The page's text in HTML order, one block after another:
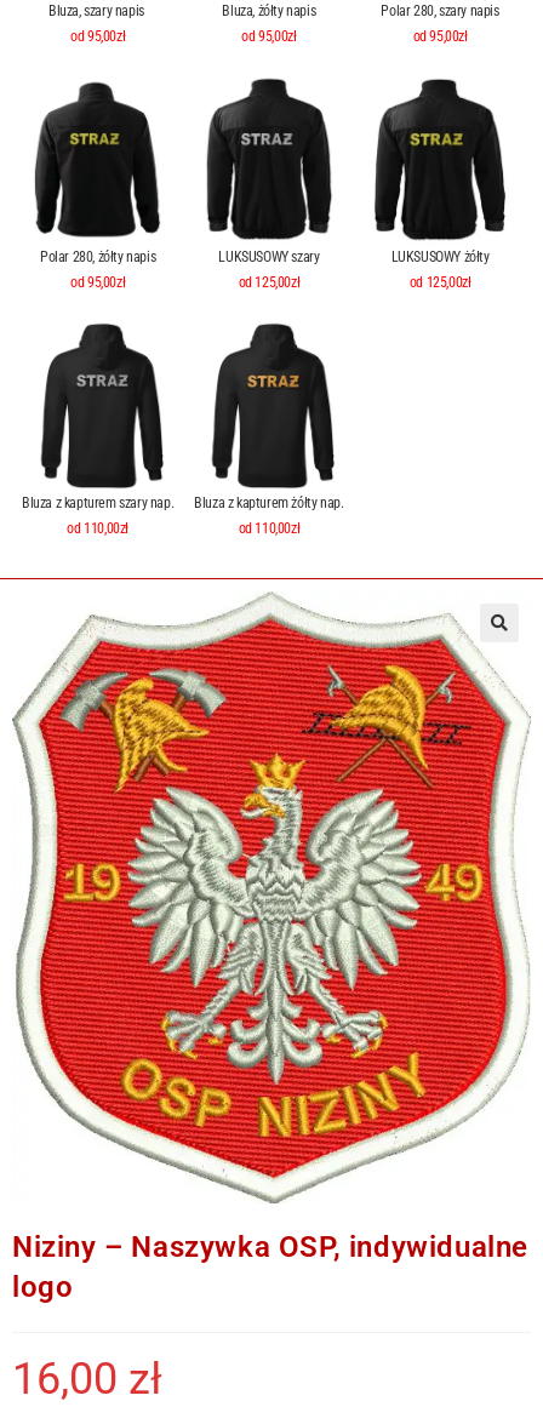
Bluza, szary napis
od 95,00zł
Bluza, żółty napis
od 95,00zł
Polar 280, szary napis
od 95,00zł
Polar 280, żółty napis
od 95,00zł
LUKSUSOWY szary
od 125,00zł
LUKSUSOWY żółty
od 125,00zł
Bluza z kapturem szary nap.
od 110,00zł
Bluza z kapturem żółty nap.
od 110,00zł
Niziny – Naszywka OSP, indywidualne
logo
16,00 zł